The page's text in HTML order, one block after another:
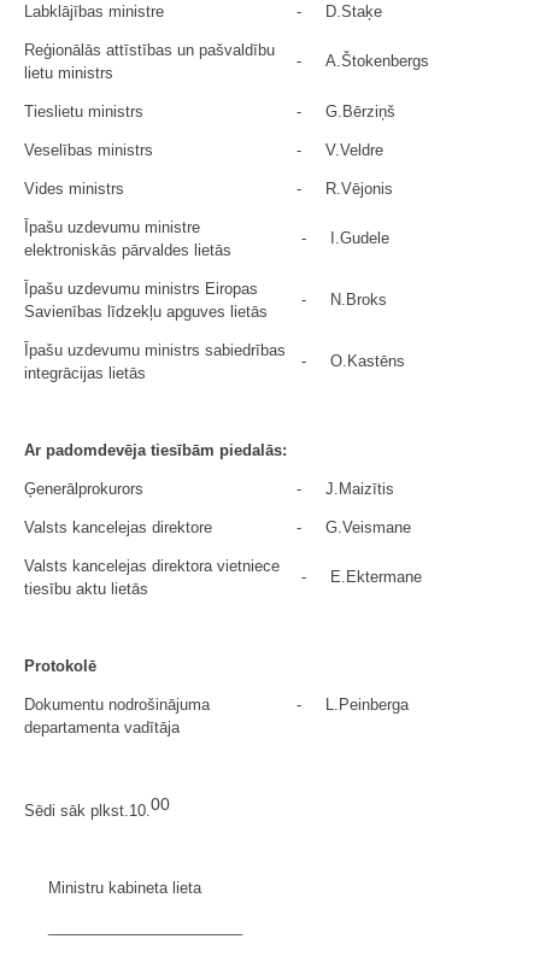
Labklājības ministre - D.Staķe
Reģionālās attīstības un pašvaldību
lietu ministrs
- A.Štokenbergs
Tieslietu ministrs - G.Bērziņš
Veselības ministrs - V.Veldre
Vides ministrs - R.Vējonis
Īpašu uzdevumu ministre
elektroniskās pārvaldes lietās
- I.Gudele
Īpašu uzdevumu ministrs Eiropas
Savienības līdzekļu apguves lietās
- N.Broks
Īpašu uzdevumu ministrs sabiedrības
integrācijas lietās
- O.Kastēns
Ar padomdevēja tiesībām piedalās:
Ģenerālprokurors - J.Maizītis
Valsts kancelejas direktore - G.Veismane
Valsts kancelejas direktora vietniece
tiesību aktu lietās
- E.Ektermane
Protokolē
Dokumentu nodrošinājuma
departamenta vadītāja
Sēdi sāk plkst.10.00
- L.Peinberga
Ministru kabineta lieta